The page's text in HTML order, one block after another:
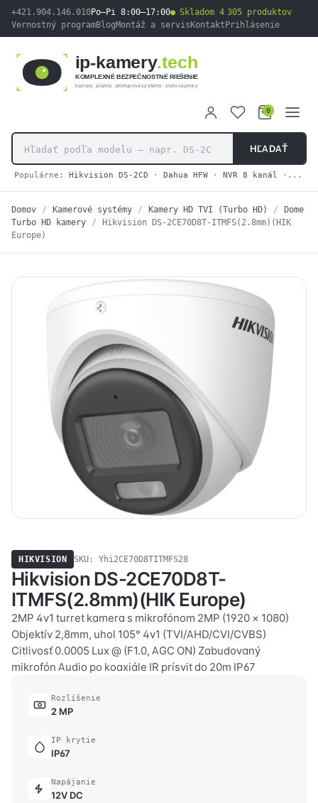
obsah
+421.904.146.010Po–Pi 8:00–17:00
Skladom 4 305 produktov
Vernostný programBlogMontáž a servisKontaktPrihlásenie
ip-kamery.tech
KOMPLEXNÉ BEZPEČNOSTNÉ RIEŠENIE
kamery · alarmy · prístupové systémy · sieťové prvky
HĽADAŤ
Populárne: Hikvision DS-2CD · Dahua HFW · NVR 8 kanál · 2N IP
0
Domov / Kamerové systémy / Kamery HD TVI (Turbo HD) / Dome
Turbo HD kamery / Hikvision DS-2CE70D8T-ITMFS(2.8mm)(HIK
Europe)
HIKVISION SKU: Yhi2CE70D8TITMFS28
Hikvision DS-2CE70D8T-
ITMFS(2.8mm)(HIK Europe)
2MP 4v1 turret kamera s mikrofónom 2MP (1920 × 1080)
Objektív 2,8mm, uhol 105° 4v1 (TVI/AHD/CVI/CVBS)
Citlivosť 0.0005 Lux @ (F1.0, AGC ON) Zabudovaný
mikrofón Audio po koaxiále IR prísvit do 20m IP67
Rozlíšenie
2 MP
IP krytie
IP67
Napájanie
12V DC